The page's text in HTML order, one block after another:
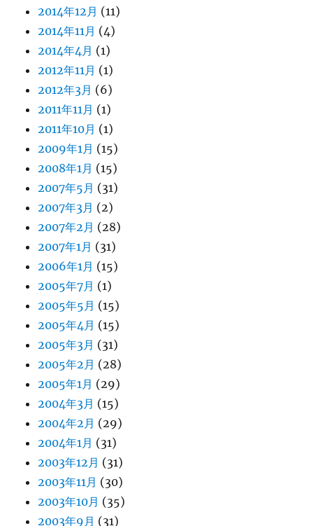
2014年12月 (11)
2014年11月 (4)
2014年4月 (1)
2012年11月 (1)
2012年3月 (6)
2011年11月 (1)
2011年10月 (1)
2009年1月 (15)
2008年1月 (15)
2007年5月 (31)
2007年3月 (2)
2007年2月 (28)
2007年1月 (31)
2006年1月 (15)
2005年7月 (1)
2005年5月 (15)
2005年4月 (15)
2005年3月 (31)
2005年2月 (28)
2005年1月 (29)
2004年3月 (15)
2004年2月 (29)
2004年1月 (31)
2003年12月 (31)
2003年11月 (30)
2003年10月 (35)
2003年9月 (31)